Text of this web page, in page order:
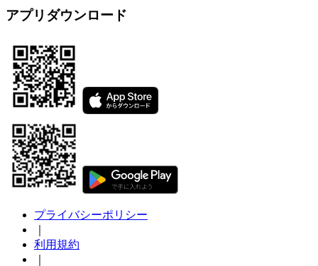
アプリダウンロード
プライバシーポリシー
利用規約